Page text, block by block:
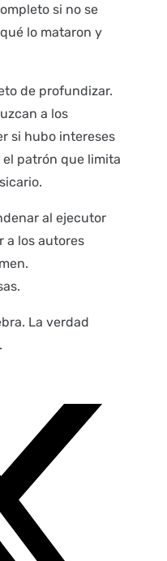
si no se
lo mataron y
de profundizar.
a los
si hubo intereses
patrón que limita
al ejecutor
a los autores
La verdad